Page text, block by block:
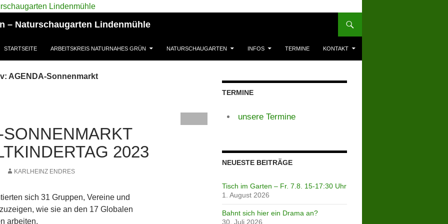
– Naturschaugarten Lindenmühle
STARTSEITE ARBEITSKREIS NATURNAHES GRÜN NATURSCHAUGARTEN INFOS TERMINE KONTAKT
AGENDA-Sonnenmarkt
2023
KARLHEINZ ENDRES
sich 31 Gruppen, Vereine und
wie sie an den 17 Globalen
arbeiten.
TERMINE
unsere Termine
NEUESTE BEITRÄGE
Tisch im Garten – Fr. 7.8. 15-17:30 Uhr
1. August 2026
Bahnt sich hier ein Drama an?
30. Juli 2026